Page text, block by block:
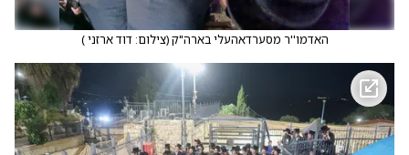
האדמו''ר מסערדאהעלי בארה"ק(צילום: דוד ארזני)